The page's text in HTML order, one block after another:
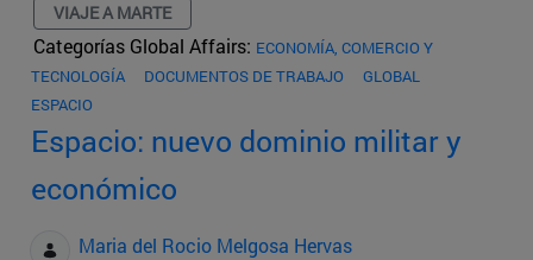
VIAJE A MARTE
Categorías Global Affairs: ECONOMÍA, COMERCIO Y
TECNOLOGÍA
DOCUMENTOS DE TRABAJO
GLOBAL
ESPACIO
Espacio: nuevo dominio militar y
económico
Maria del Rocio Melgosa Hervas